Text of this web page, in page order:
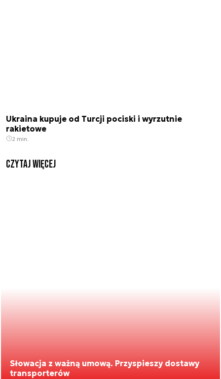
Ukraina kupuje od Turcji pociski i wyrzutnie
rakietowe
2 min.
czytaj więcej
Słowacja z ważną umową. Przyspieszy dostawy
transporterów